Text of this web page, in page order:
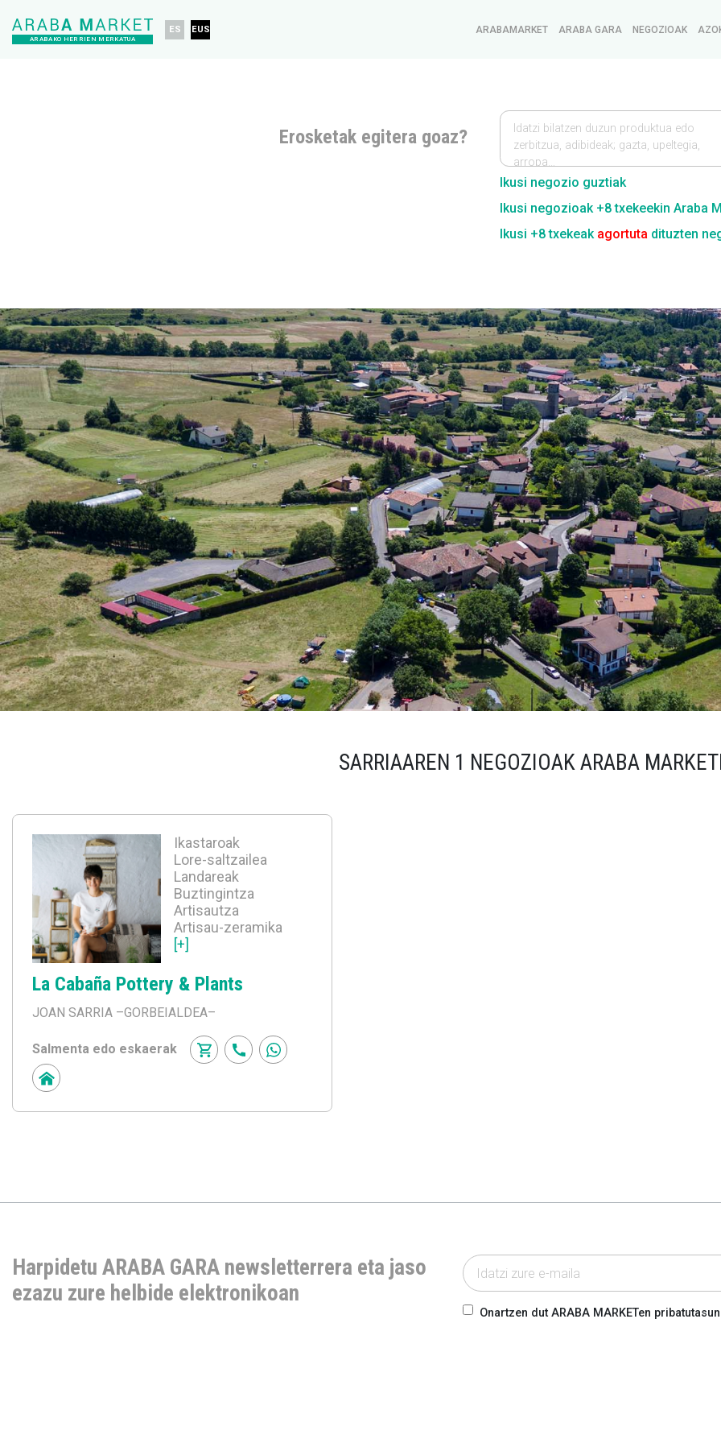
ARABAKO HERRIEN MERKATUA
ES EUS ARABAMARKET ARABA GARA NEGOZIOAK
Erosketak egitera goaz?
Idatzi bilatzen duzun produktua edo
zerbitzua, adibideak; gazta, upeltegia,
arropa…
Ikusi negozio guztiak
Ikusi negozioak +8 txekeekin Araba
Ikusi +8 txekeak agortuta dituzten
SARRIAAREN 1 NEGOZIOAK ARABA
Ikastaroak
Lore-saltzailea
Landareak
Buztingintza
Artisautza
Artisau-zeramika
[+]
La Cabaña Pottery & Plants
JOAN SARRIA –GORBEIALDEA–
Salmenta edo eskaerak
Harpidetu ARABA GARA newsletterrera eta jaso
ezazu zure helbide elektronikoan
Onartzen dut ARABA MARKETen